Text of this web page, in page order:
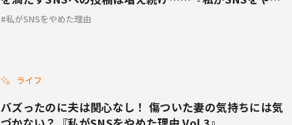
た理由 Vol.4』
私がSNSをやめた理由
ライフ
バズったのに夫は関心なし！ 傷ついた妻の気持ちには気